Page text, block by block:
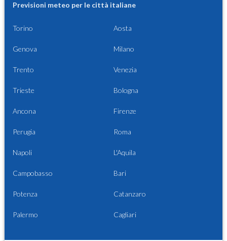
Previsioni meteo per le città italiane
Torino Aosta
Genova Milano
Trento Venezia
Trieste Bologna
Ancona Firenze
Perugia Roma
Napoli L'Aquila
Campobasso Bari
Potenza Catanzaro
Palermo Cagliari